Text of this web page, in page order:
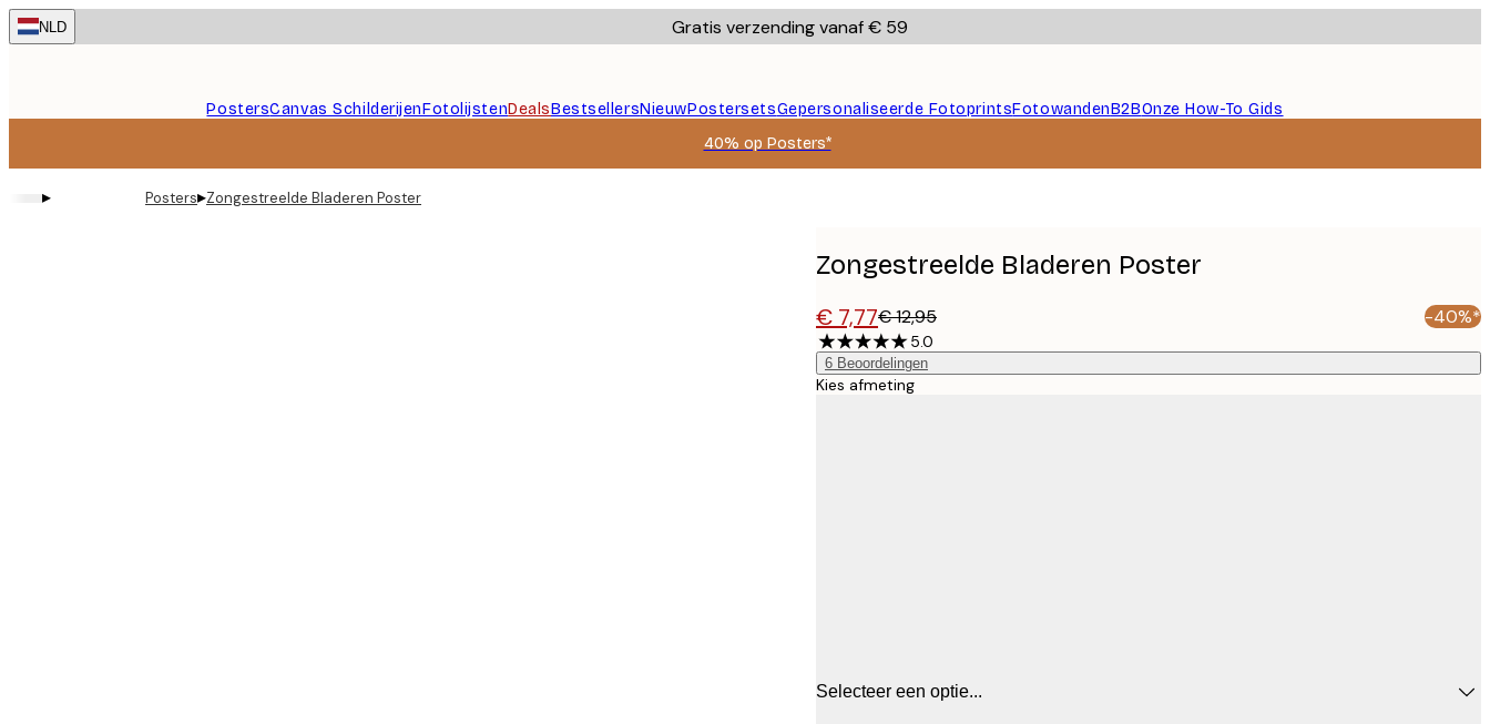
Skip
to
NLD Gratis verzending vanaf € 59
PostersCanvas SchilderijenFotolijstenDealsBestsellersNieuwPostersetsGepersonaliseerde FotoprintsFotowandenB2BOnze How-To Gids
40% op Posters*
▸ Posters▸Zongestreelde Bladeren Poster
Zongestreelde Bladeren Poster
€ 7,77€ 12,95 -40%*
5.0
6 Beoordelingen
Kies afmeting
Selecteer een optie...